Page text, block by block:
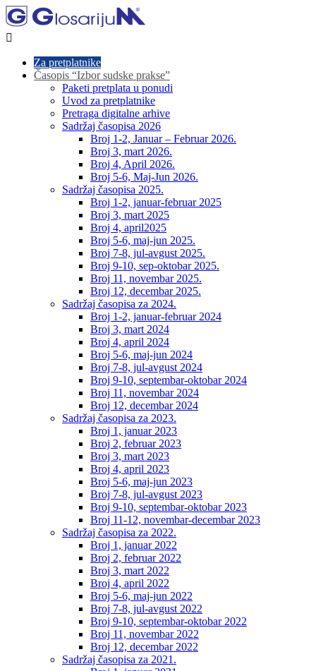

Za pretplatnike
Časopis “Izbor sudske prakse”
Paketi pretplata u ponudi
Uvod za pretplatnike
Pretraga digitalne arhive
Sadržaj časopisa 2026
Broj 1-2, Januar – Februar 2026.
Broj 3, mart 2026.
Broj 4, April 2026.
Broj 5-6, Maj-Jun 2026.
Sadržaj časopisa 2025.
Broj 1-2, januar-februar 2025
Broj 3, mart 2025
Broj 4, april2025
Broj 5-6, maj-jun 2025.
Broj 7-8, jul-avgust 2025.
Broj 9-10, sep-oktobar 2025.
Broj 11, novembar 2025.
Broj 12, decembar 2025.
Sadržaj časopisa za 2024.
Broj 1-2, januar-februar 2024
Broj 3, mart 2024
Broj 4, april 2024
Broj 5-6, maj-jun 2024
Broj 7-8, jul-avgust 2024
Broj 9-10, septembar-oktobar 2024
Broj 11, novembar 2024
Broj 12, decembar 2024
Sadržaj časopisa za 2023.
Broj 1, januar 2023
Broj 2, februar 2023
Broj 3, mart 2023
Broj 4, april 2023
Broj 5-6, maj-jun 2023
Broj 7-8, jul-avgust 2023
Broj 9-10, septembar-oktobar 2023
Broj 11-12, novembar-decembar 2023
Sadržaj časopisa za 2022.
Broj 1, januar 2022
Broj 2, februar 2022
Broj 3, mart 2022
Broj 4, april 2022
Broj 5-6, maj-jun 2022
Broj 7-8, jul-avgust 2022
Broj 9-10, septembar-oktobar 2022
Broj 11, novembar 2022
Broj 12, decembar 2022
Sadržaj časopisa za 2021.